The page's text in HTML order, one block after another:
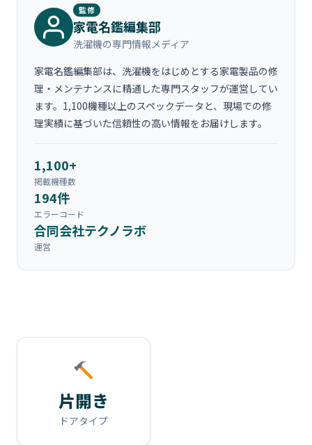
監修
家電名鑑編集部
洗濯機の専門情報メディア
家電名鑑編集部は、洗濯機をはじめとする家電製品の修
理・メンテナンスに精通した専門スタッフが運営してい
ます。1,100機種以上のスペックデータと、現場での修
理実績に基づいた信頼性の高い情報をお届けします。
1,100+
掲載機種数
194件
エラーコード
合同会社テクノラボ
運営
片開き
ドアタイプ